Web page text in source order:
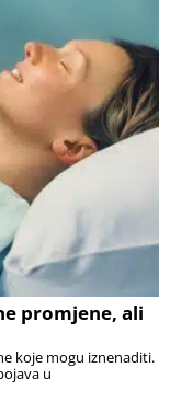
promjene, ali
koje mogu iznenaditi.
u